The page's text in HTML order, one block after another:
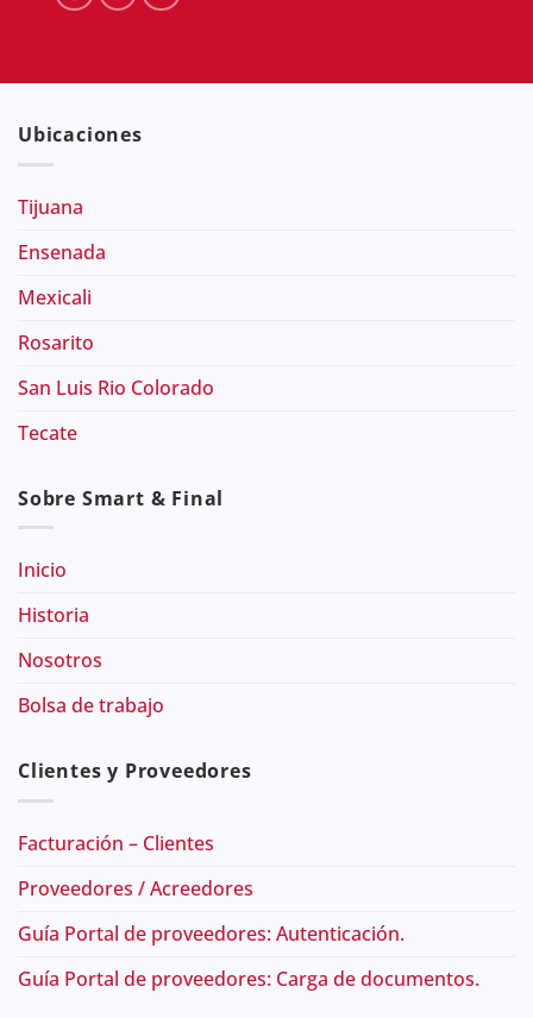
Ubicaciones
Tijuana
Ensenada
Mexicali
Rosarito
San Luis Rio Colorado
Tecate
Sobre Smart & Final
Inicio
Historia
Nosotros
Bolsa de trabajo
Clientes y Proveedores
Facturación – Clientes
Proveedores / Acreedores
Guía Portal de proveedores: Autenticación.
Guía Portal de proveedores: Carga de documentos.